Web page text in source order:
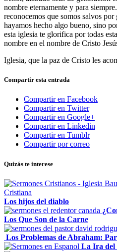
nombre eternamente y para
reconocemos que somos salvos
hayamos hecho algo bueno, sino
esta iglesia te glorifica por todas
nombre en el nombre de Cristo
Iglesia, que la paz de Cristo les
Compartir esta entrada
Compartir en Facebook
Compartir en Twitter
Compartir en Google+
Compartir en Linkedin
Compartir en Tumblr
Compartir por correo
Quizás te interese
Los hijos del diablo
Los Que Son de la Carne
Los Problemas de Abraham:
La Ira del